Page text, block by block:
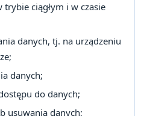
ciągłym i w czasie
danych, tj. na urządzeniu
danych;
do danych;
usuwania danych;